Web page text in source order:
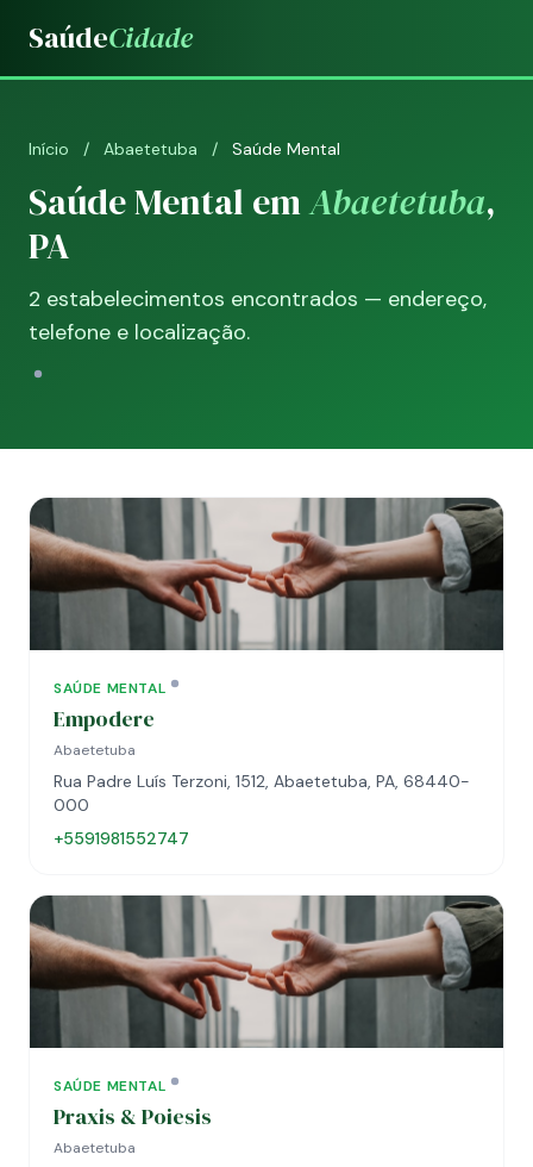
SaúdeCidade
Início / Abaetetuba / Saúde Mental
Saúde Mental emAbaetetuba,
PA
2 estabelecimentos encontrados — endereço,
telefone e localização.
SAÚDE MENTAL
Empodere
Abaetetuba
Rua Padre Luís Terzoni, 1512, Abaetetuba, PA, 68440-
000
+5591981552747
SAÚDE MENTAL
Praxis & Poiesis
Abaetetuba